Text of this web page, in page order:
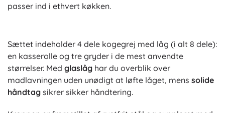
passer ind i ethvert køkken.
Sættet indeholder 4 dele kogegrej med låg (i alt 8 dele):
en kasserolle og tre gryder i de mest anvendte
størrelser. Med glaslåg har du overblik over
madlavningen uden unødigt at løfte låget, mens solide
håndtag sikrer sikker håndtering.